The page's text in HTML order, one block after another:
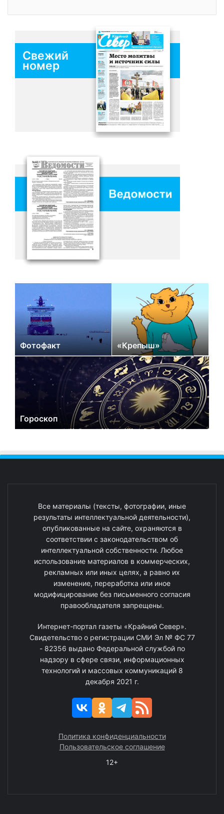
Свежий
номер
Фотофакт «Крепыш»
Гороскоп
Все материалы (тексты, фотографии, иные
результаты интеллектуальной деятельности),
опубликованные на сайте, охраняются в
соответствии с законодательством об
интеллектуальной собственности. Любое
использование материалов в коммерческих,
рекламных или иных целях, а равно их
изменение, переработка или иное
модифицирование без письменного согласия
правообладателя запрещены.
Интернет-портал газеты «Крайний Север».
Свидетельство о регистрации СМИ Эл № ФС 77
- 82356 выдано Федеральной службой по
надзору в сфере связи, информационных
технологий и массовых коммуникаций 8
декабря 2021 г.
Политика конфиденциальности
Пользовательское соглашение
12+